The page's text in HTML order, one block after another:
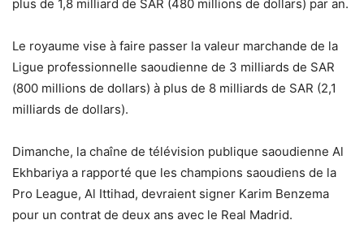
plus de 1,8 milliard de SAR (480 millions de dollars) par an.
Le royaume vise à faire passer la valeur marchande de la
Ligue professionnelle saoudienne de 3 milliards de SAR
(800 millions de dollars) à plus de 8 milliards de SAR (2,1
milliards de dollars).
Dimanche, la chaîne de télévision publique saoudienne Al
Ekhbariya a rapporté que les champions saoudiens de la
Pro League, Al Ittihad, devraient signer Karim Benzema
pour un contrat de deux ans avec le Real Madrid.